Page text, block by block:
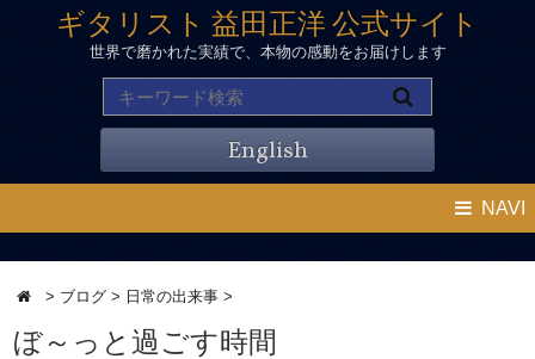
ギタリスト 益田正洋 公式サイト
世界で磨かれた実績で、本物の感動をお届けします
English
NAVI
> ブログ > 日常の出来事 >
ぼ～っと過ごす時間